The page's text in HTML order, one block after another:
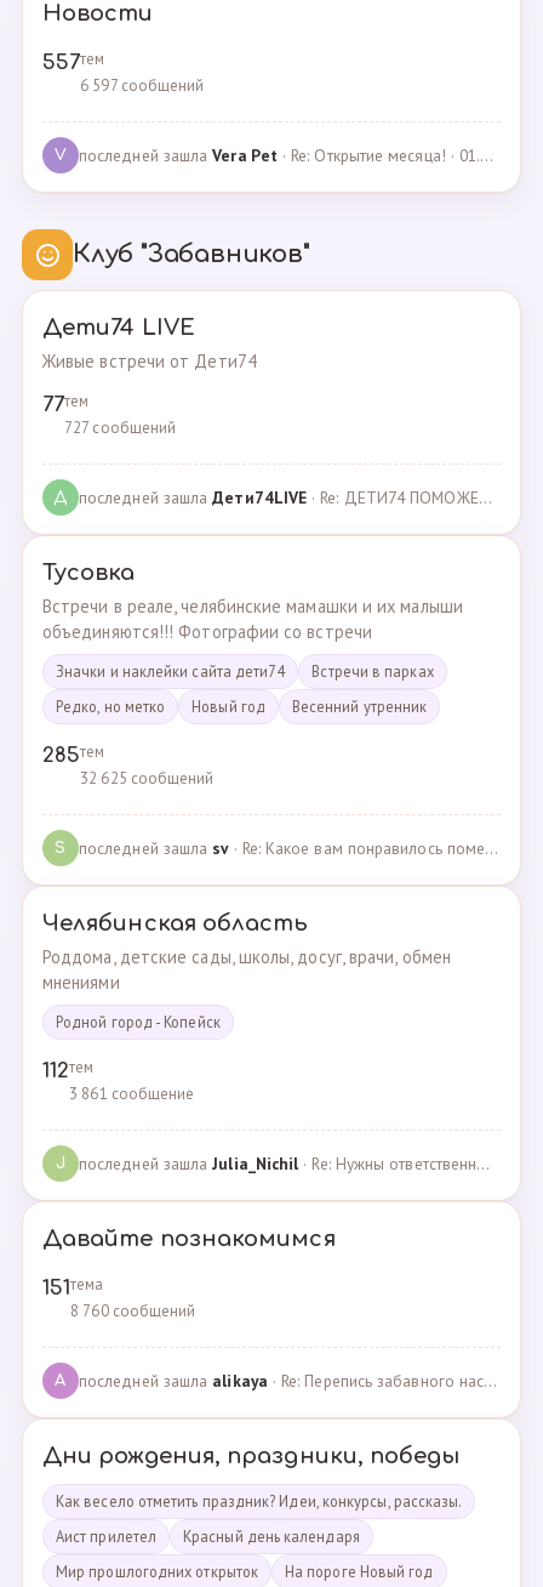
Новости
557тем
6 597 сообщений
V последней зашлаVera Pet · Re: Открытие месяца! · 01.04.2021
Клуб "Забавников"
Дети74 LIVE
Живые встречи от Дети74
77тем
727 сообщений
Д последней зашлаДeти74LIVE · Re: ДЕТИ74 ПОМОЖЕМ ВМЕСТЕ · 27.12.2021
Тусовка
Встречи в реале, челябинские мамашки и их малыши
объединяются!!! Фотографии со встречи
Значки и наклейки сайта дети74
Встречи в парках
Редко, но метко
Новый год Весенний утренник
285тем
32 625 сообщений
S последней зашла sv· Re: Какое вам понравилось помещения для проведения … · 07.05.2025
Челябинская область
Роддома, детские сады, школы, досуг, врачи, обмен
мнениями
Родной город - Копейск
112тем
3 861 сообщение
J последней зашлаJulia_Nichil· Re: Нужны ответственные и любящие детей сотрудники … · 22.07.2024
Давайте познакомимся
151тема
8 760 сообщений
A последней зашла alikaya · Re: Перепись забавного населения!!! · 09.09.2023
Дни рождения, праздники, победы
Как весело отметить праздник? Идеи, конкурсы, рассказы.
Аист прилетел
Красный день календаря
Мир прошлогодних открыток
На пороге Новый год